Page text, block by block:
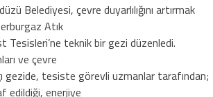
Belediyesi, çevre duyarlılığını artırmak
Atık
teknik bir gezi düzenledi.
ve çevre
gezide, tesiste görevli uzmanlar tarafından;
edildiği, enerjiye